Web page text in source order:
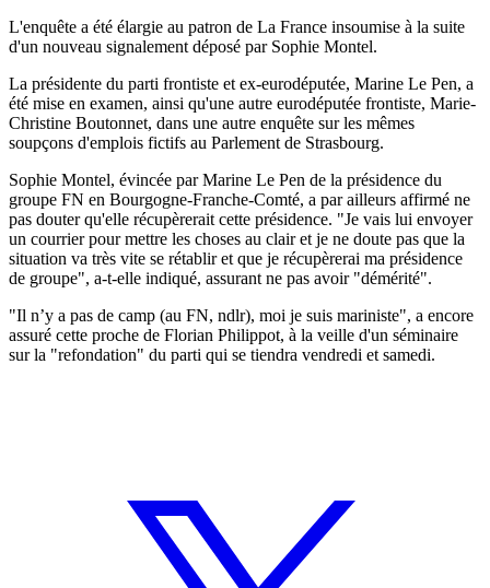
L'enquête a été élargie au patron de La France insoumise à la suite
d'un nouveau signalement déposé par Sophie Montel.
La présidente du parti frontiste et ex-eurodéputée, Marine Le Pen, a
été mise en examen, ainsi qu'une autre eurodéputée frontiste, Marie-
Christine Boutonnet, dans une autre enquête sur les mêmes
soupçons d'emplois fictifs au Parlement de Strasbourg.
Sophie Montel, évincée par Marine Le Pen de la présidence du
groupe FN en Bourgogne-Franche-Comté, a par ailleurs affirmé ne
pas douter qu'elle récupèrerait cette présidence. "Je vais lui envoyer
un courrier pour mettre les choses au clair et je ne doute pas que la
situation va très vite se rétablir et que je récupèrerai ma présidence
de groupe", a-t-elle indiqué, assurant ne pas avoir "démérité".
"Il n’y a pas de camp (au FN, ndlr), moi je suis mariniste", a encore
assuré cette proche de Florian Philippot, à la veille d'un séminaire
sur la "refondation" du parti qui se tiendra vendredi et samedi.